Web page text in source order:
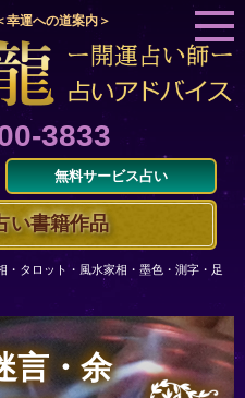
幸運への道案内＞
3833
無料サービス占い
い書籍作品
・タロット・風水家相・墨色・測字・足
言・余